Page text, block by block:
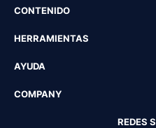
CONTENIDO
HERRAMIENTAS
AYUDA
COMPANY
REDES